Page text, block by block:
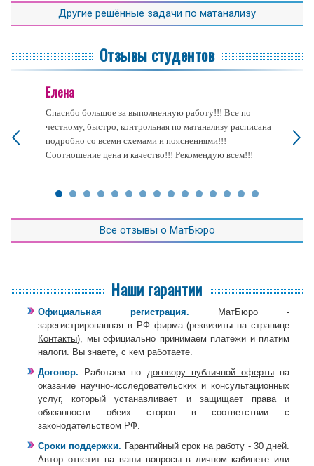
Другие решённые задачи по матанализу
Отзывы студентов
Спасибо большое за выполненную работу!!! Все по
честному, быстро, контрольная по матанализу расписана
подробно со всеми схемами и пояснениями!!!
Соотношение цена и качество!!! Рекомендую всем!!!
Елена
Все отзывы о МатБюро
Наши гарантии
Официальная регистрация. МатБюро -
зарегистрированная в РФ фирма (реквизиты на странице
Контакты), мы официально принимаем платежи и платим
налоги. Вы знаете, с кем работаете.
Договор. Работаем по договору публичной офертына
оказание научно-исследовательских и консультационных
услуг, который устанавливает и защищает права и
обязанности обеих сторон в соответствии с
законодательством РФ.
Сроки поддержки. Гарантийный срок на работу - 30 дней.
Автор ответит на ваши вопросы в личном кабинете или